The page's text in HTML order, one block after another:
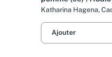
CD MP3 - 616 Mo
Katharina Hagena,
Ajouter